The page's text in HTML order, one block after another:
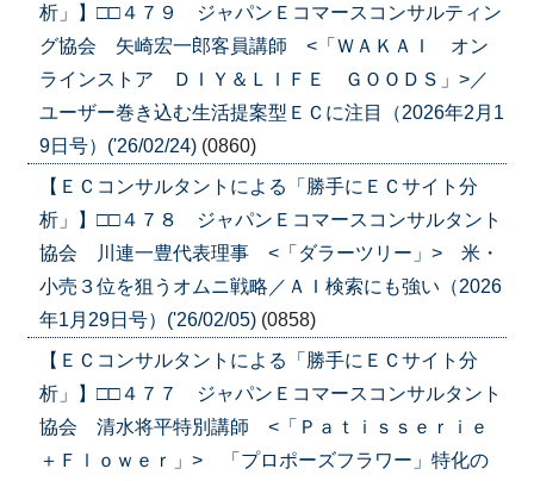
析」】□□４７９ ジャパンＥコマースコンサルティン
グ協会 矢崎宏一郎客員講師 <「ＷＡＫＡＩ オン
ラインストア ＤＩＹ＆ＬＩＦＥ ＧＯＯＤＳ」>／
ユーザー巻き込む生活提案型ＥＣに注目（2026年2月1
9日号）('26/02/24) (0860)
【ＥＣコンサルタントによる「勝手にＥＣサイト分
析」】□□４７８ ジャパンＥコマースコンサルタント
協会 川連一豊代表理事 <「ダラーツリー」> 米・
小売３位を狙うオムニ戦略／ＡＩ検索にも強い（2026
年1月29日号）('26/02/05) (0858)
【ＥＣコンサルタントによる「勝手にＥＣサイト分
析」】□□４７７ ジャパンＥコマースコンサルタント
協会 清水将平特別講師 <「Ｐａｔｉｓｓｅｒｉｅ
＋Ｆｌｏｗｅｒ」> 「プロポーズフラワー」特化の